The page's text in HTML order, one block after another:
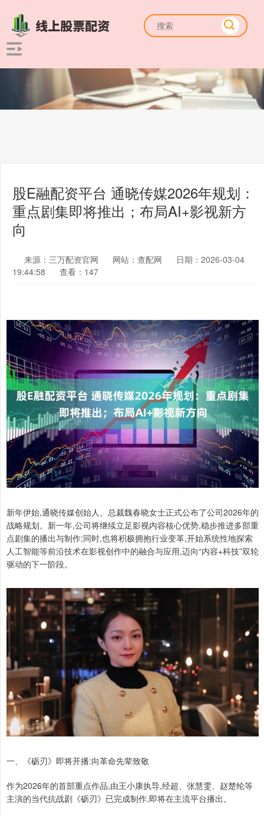
股E融配资平台 通晓传媒2026年规划：
重点剧集即将推出；布局AI+影视新方
向
来源：三万配资官网 网站：查配网
日期：2026-03-04
19:44:58
查看：147
新年伊始,通晓传媒创始人、总裁魏春晓女士正式公布了公司2026年的
战略规划。新一年,公司将继续立足影视内容核心优势,稳步推进多部重
点剧集的播出与制作;同时,也将积极拥抱行业变革,开始系统性地探索
人工智能等前沿技术在影视创作中的融合与应用,迈向“内容+科技”双轮
驱动的下一阶段。
一、《砺刃》即将开播:向革命先辈致敬
作为2026年的首部重点作品,由王小康执导,经超、张慧雯、赵楚纶等
主演的当代抗战剧《砺刃》已完成制作,即将在主流平台播出。